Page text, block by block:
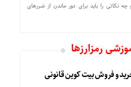
چه نکاتی را باید برای دور ماندن از ضررهای
رمزارزها
و فروش بیت کوین قانونی